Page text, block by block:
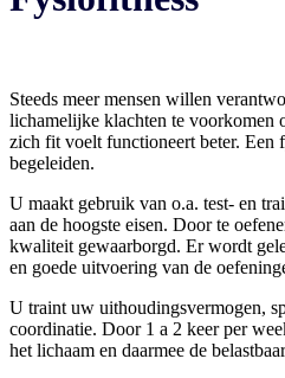
Steeds meer mensen willen
lichamelijke klachten te voorkomen
zich fit voelt functioneert beter. Een
begeleiden.
U maakt gebruik van o.a. test- en
aan de hoogste eisen. Door te
kwaliteit gewaarborgd. Er wordt
en goede uitvoering van de
U traint uw uithoudingsvermogen,
coordinatie. Door 1 a 2 keer per
het lichaam en daarmee de